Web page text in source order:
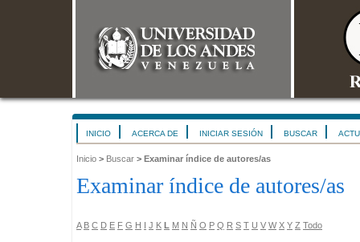
INICIO ACERCA DE INICIAR SESIÓN BUSCAR
Inicio > Buscar > Examinar índice de autores/as
Examinar índice de autores/as
A B C D E F G H I J K L M N Ñ O P Q R S T U V W X Y Z Todo